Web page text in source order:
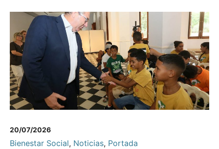
20/07/2026
Bienestar Social, Noticias, Portada